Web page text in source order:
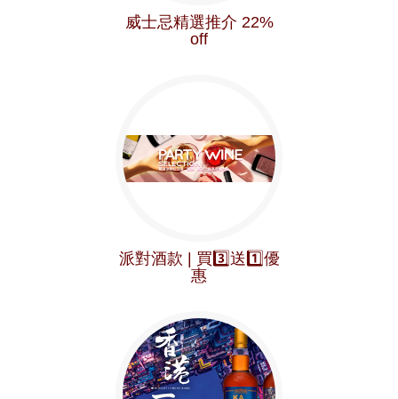
威士忌精選推介 22%
off
派對酒款 | 買3️⃣送1️⃣優
惠